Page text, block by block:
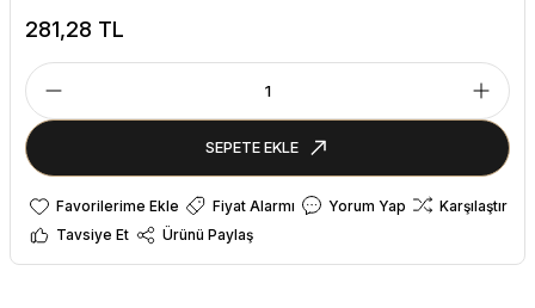
281,28 TL
SEPETE EKLE
Fiyat Alarmı Yorum Yap
Karşılaştır
Tavsiye Et
Ürünü Paylaş